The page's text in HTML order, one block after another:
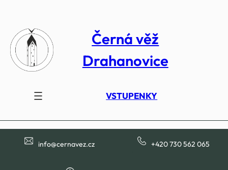
obsah
Černá věž
Drahanovice
VSTUPENKY
info@cernavez.cz +420 730 562 065